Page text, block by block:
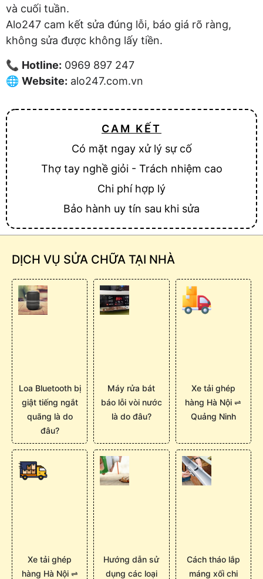
và cuối tuần.
Alo247 cam kết sửa đúng lỗi, báo giá rõ ràng,
không sửa được không lấy tiền.
📞 Hotline: 0969 897 247
🌐 Website: alo247.com.vn
CAM KẾT
Có mặt ngay xử lý sự cố
Thợ tay nghề giỏi - Trách nhiệm cao
Chi phí hợp lý
Bảo hành uy tín sau khi sửa
DỊCH VỤ SỬA CHỮA TẠI NHÀ
Loa Bluetooth bị
giật tiếng ngắt
quãng là do
đâu?
Máy rửa bát
báo lỗi vòi nước
là do đâu?
Xe tải ghép
hàng Hà Nội ⇌
Quảng Ninh
Xe tải ghép
hàng Hà Nội ⇌
Hướng dẫn sử
dụng các loại
Cách tháo lắp
máng xối chi